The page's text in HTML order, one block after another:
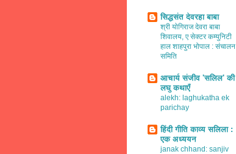
सिद्धसंत देवरहा बाबा
श्री योगिराज देवरा बाबा
शिवालय, ए सेक्टर कम्युनिटी
हाल शाहपुरा भोपाल : संचालन
समिति
आचार्य संजीव 'सलिल' की
लघु कथाएँ
alekh: laghukatha ek
parichay
हिंदी गीति काव्य सलिला :
एक अध्ययन
janak chhand: sanjiv